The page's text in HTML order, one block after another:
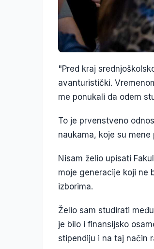
"Pred kraj
avanturistički.
me ponukali da odem
To je prvenstveno
naukama, koje su mene
Nisam želio upisati
moje generacije koji ne
izborima.
Želio sam studirati
je bilo i finansijsko
stipendiju i na taj način